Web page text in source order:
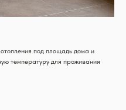
под площадь дома и
температуру для проживания